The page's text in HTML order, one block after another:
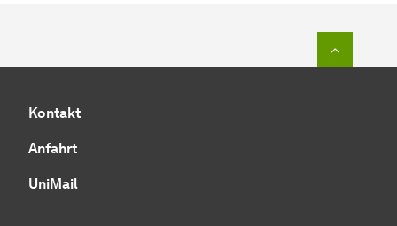
Kontakt
Anfahrt
UniMail